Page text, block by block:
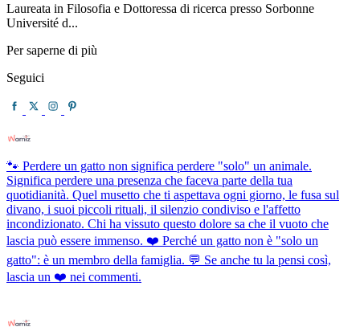
Laureata in Filosofia e Dottoressa di ricerca presso Sorbonne
Université d...
Per saperne di più
Seguici
🐾 Perdere un gatto non significa perdere "solo" un animale.
Significa perdere una presenza che faceva parte della tua
quotidianità. Quel musetto che ti aspettava ogni giorno, le fusa sul
divano, i suoi piccoli rituali, il silenzio condiviso e l'affetto
incondizionato. Chi ha vissuto questo dolore sa che il vuoto che
lascia può essere immenso. ❤️ Perché un gatto non è "solo un
gatto": è un membro della famiglia. 💬 Se anche tu la pensi così,
lascia un ❤️ nei commenti.